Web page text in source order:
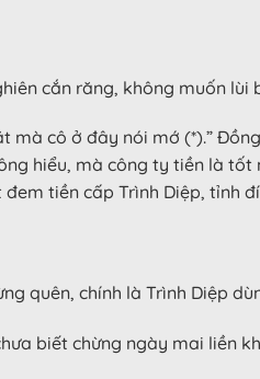
cắn răng, không muốn lùi
cô ở đây nói mớ (*).”
hiểu, mà công ty tiền là
tiền cấp Trình Diệp, tỉnh
quên, chính là Trình Diệp
biết chừng ngày mai liền